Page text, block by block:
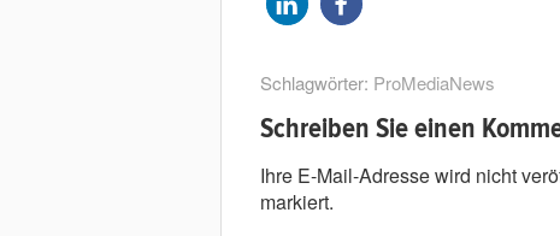
Schlagwörter: ProMediaNews
Schreiben Sie einen
Ihre E-Mail-Adresse wird nicht
markiert.